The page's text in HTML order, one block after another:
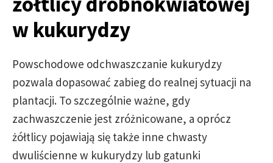
w kukurydzy
Powschodowe odchwaszczanie kukurydzy
pozwala dopasować zabieg do realnej sytuacji na
plantacji. To szczególnie ważne, gdy
zachwaszczenie jest zróżnicowane, a oprócz
żółtlicy pojawiają się także inne chwasty
dwuliścienne w kukurydzy lub gatunki